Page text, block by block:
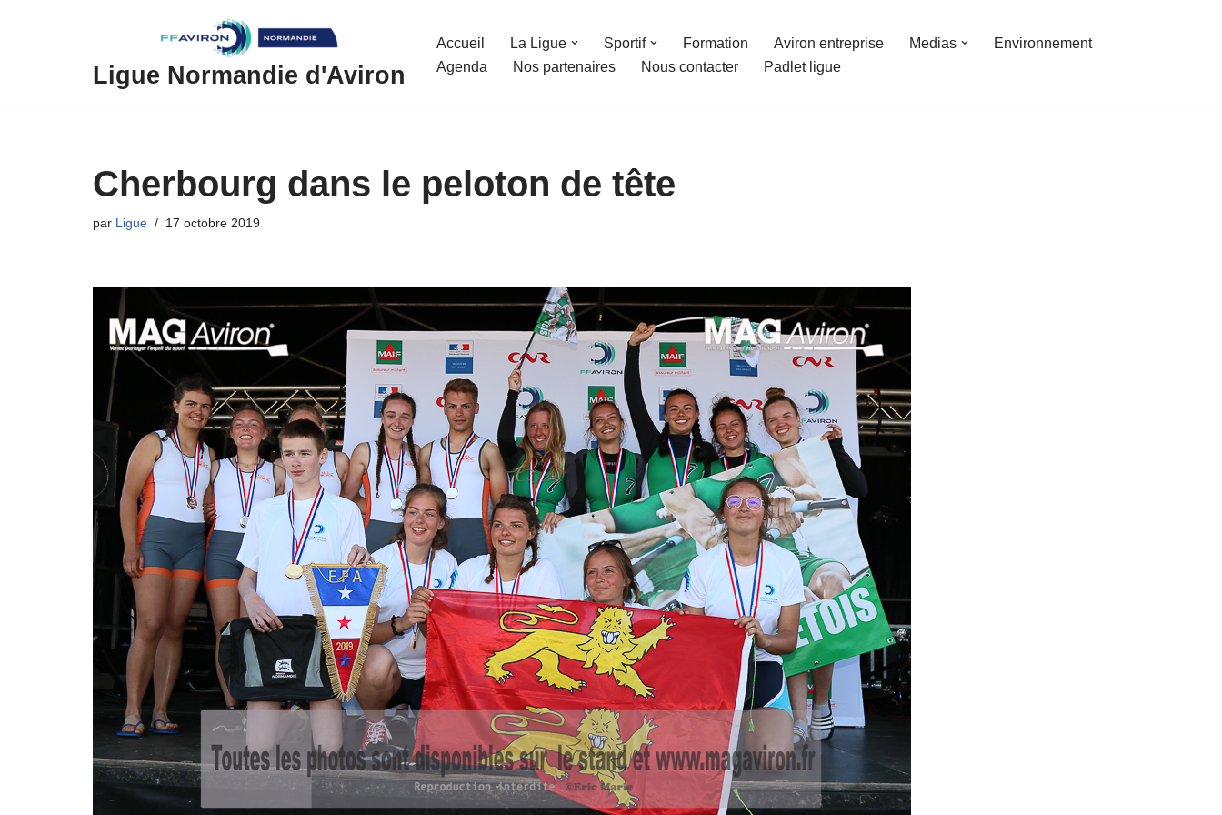
Ligue Normandie d'Aviron
Accueil La Ligue Sportif Formation Aviron entreprise Medias
Environnement
Agenda
Nos partenaires Nous contacter Padlet ligue
Cherbourg dans le peloton de tête
par Ligue 17 octobre 2019